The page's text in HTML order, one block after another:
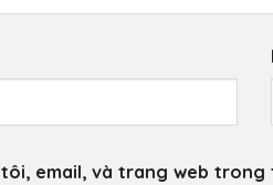
email, và trang web